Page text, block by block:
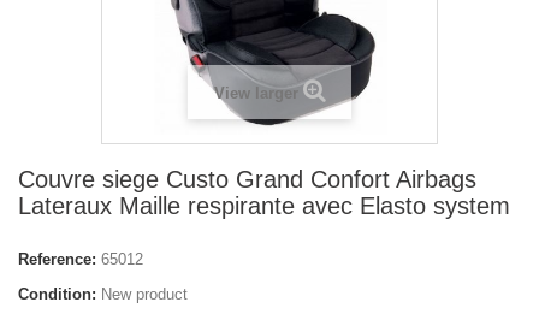
View larger
Couvre siege Custo Grand Confort Airbags
Lateraux Maille respirante avec Elasto system
Reference: 65012
Condition: New product